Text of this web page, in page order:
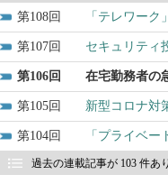
108 「テレワー
107 セキュリティ
106 在宅勤務者の
105 新型コロナ対
104 「プライベ
過去の連載記事が 103 件あ